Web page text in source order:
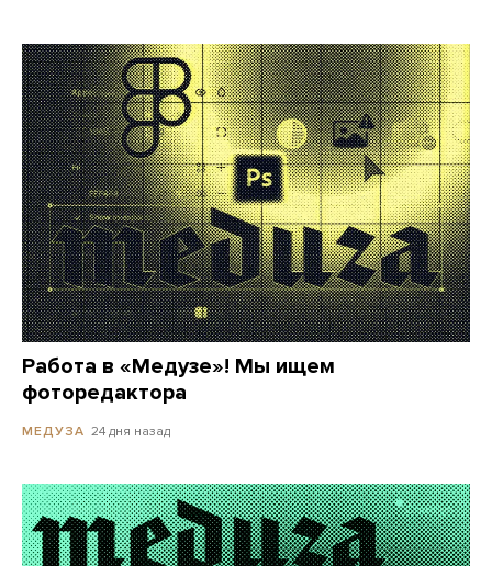
Работа в «Медузе»! Мы ищем
фоторедактора
МЕДУЗА 24 дня назад